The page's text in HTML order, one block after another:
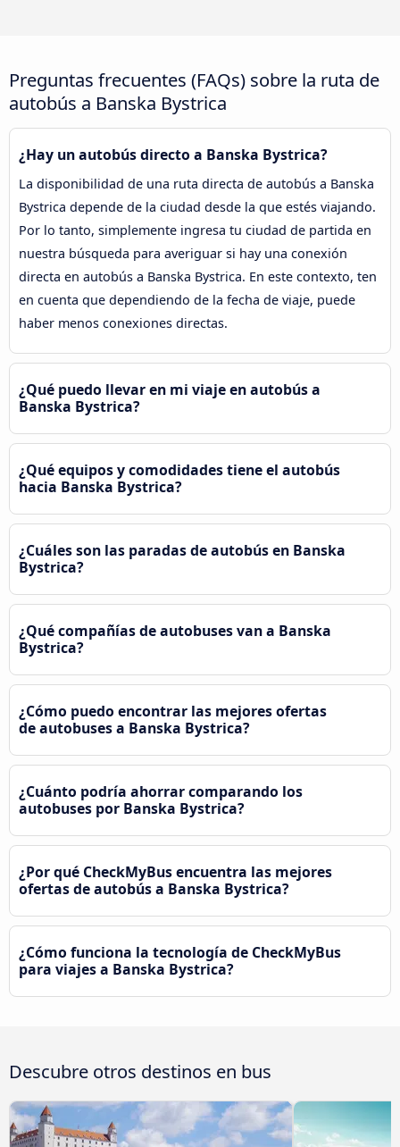
Preguntas frecuentes (FAQs) sobre la ruta de
autobús a Banska Bystrica
¿Hay un autobús directo a Banska Bystrica?
La disponibilidad de una ruta directa de autobús a Banska
Bystrica depende de la ciudad desde la que estés viajando.
Por lo tanto, simplemente ingresa tu ciudad de partida en
nuestra búsqueda para averiguar si hay una conexión
directa en autobús a Banska Bystrica. En este contexto, ten
en cuenta que dependiendo de la fecha de viaje, puede
haber menos conexiones directas.
¿Qué puedo llevar en mi viaje en autobús a
Banska Bystrica?
¿Qué equipos y comodidades tiene el autobús
hacia Banska Bystrica?
¿Cuáles son las paradas de autobús en Banska
Bystrica?
¿Qué compañías de autobuses van a Banska
Bystrica?
¿Cómo puedo encontrar las mejores ofertas
de autobuses a Banska Bystrica?
¿Cuánto podría ahorrar comparando los
autobuses por Banska Bystrica?
¿Por qué CheckMyBus encuentra las mejores
ofertas de autobús a Banska Bystrica?
¿Cómo funciona la tecnología de CheckMyBus
para viajes a Banska Bystrica?
Descubre otros destinos en bus